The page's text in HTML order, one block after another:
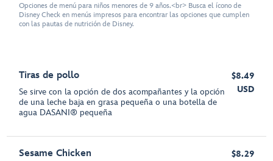
Opciones de menú para niños menores de 9 años.<br> Busca el ícono de
Disney Check en menús impresos para encontrar las opciones que cumplen
con las pautas de nutrición de Disney.
Tiras de pollo
Se sirve con la opción de dos acompañantes y la opción
de una leche baja en grasa pequeña o una botella de
agua DASANI® pequeña
$8.49
USD
Sesame Chicken
$8.29